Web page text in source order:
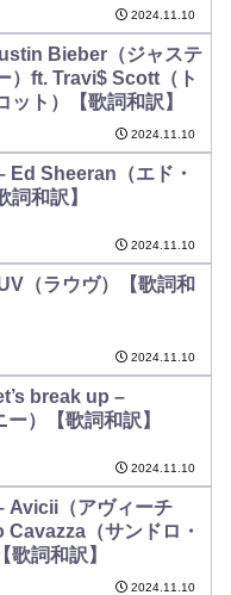
2024.11.10
Bieber（ジャステ
）ft. Travi$ Scott（ト
ット）【歌詞和訳】
2024.11.10
Ed Sheeran（エド・
詞和訳】
2024.11.10
（ラウヴ）【歌詞和
2024.11.10
break up –
）【歌詞和訳】
2024.11.10
Avicii（アヴィーチ
（サンドロ・
歌詞和訳】
2024.11.10